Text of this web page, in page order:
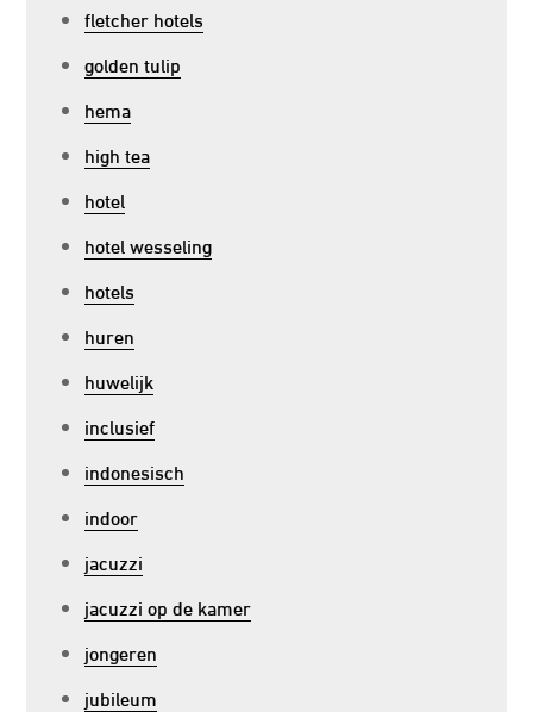
fletcher hotels
golden tulip
hema
high tea
hotel
hotel wesseling
hotels
huren
huwelijk
inclusief
indonesisch
indoor
jacuzzi
jacuzzi op de kamer
jongeren
jubileum